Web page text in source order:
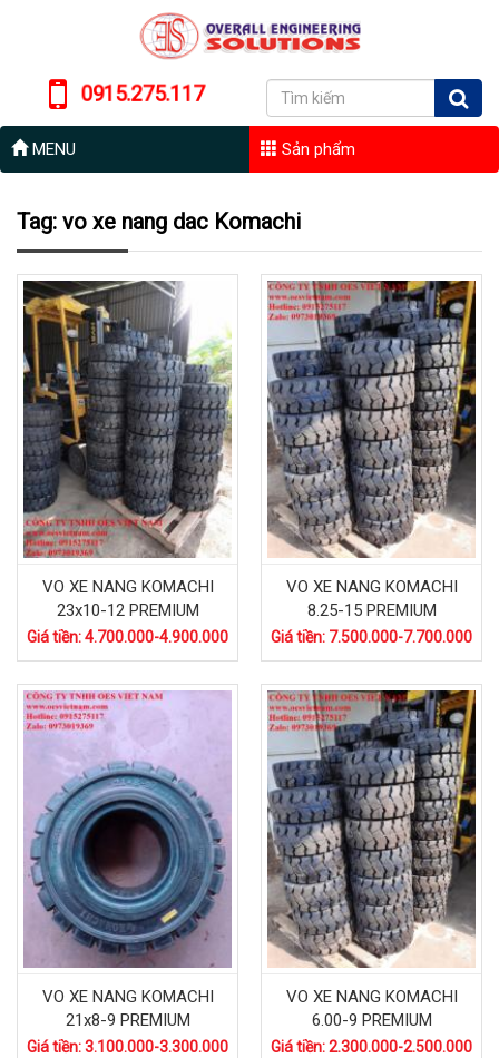
0915.275.117
MENU Sản phẩm
Tag: vo xe nang dac Komachi
VO XE NANG KOMACHI
23x10-12 PREMIUM
Giá tiền: 4.700.000-4.900.000
VO XE NANG KOMACHI
8.25-15 PREMIUM
Giá tiền: 7.500.000-7.700.000
VO XE NANG KOMACHI
21x8-9 PREMIUM
Giá tiền: 3.100.000-3.300.000
VO XE NANG KOMACHI
6.00-9 PREMIUM
Giá tiền: 2.300.000-2.500.000